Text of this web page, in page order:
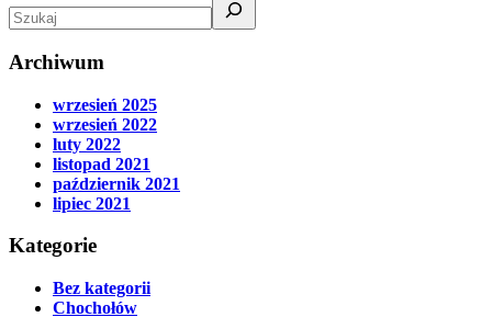
Archiwum
wrzesień 2025
wrzesień 2022
luty 2022
listopad 2021
październik 2021
lipiec 2021
Kategorie
Bez kategorii
Chochołów